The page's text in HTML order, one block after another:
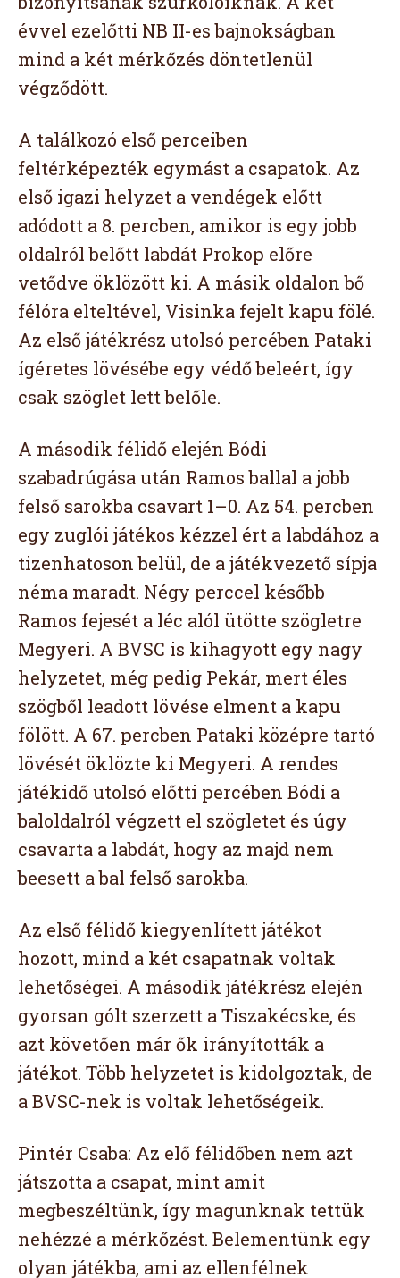
évvel ezelőtti NB II-es bajnokságban
mind a két mérkőzés döntetlenül
végződött.
A találkozó első perceiben
feltérképezték egymást a csapatok. Az
első igazi helyzet a vendégek előtt
adódott a 8. percben, amikor is egy jobb
oldalról belőtt labdát Prokop előre
vetődve öklözött ki. A másik oldalon bő
félóra elteltével, Visinka fejelt kapu fölé.
Az első játékrész utolsó percében Pataki
ígéretes lövésébe egy védő beleért, így
csak szöglet lett belőle.
A második félidő elején Bódi
szabadrúgása után Ramos ballal a jobb
felső sarokba csavart 1–0. Az 54. percben
egy zuglói játékos kézzel ért a labdához a
tizenhatoson belül, de a játékvezető sípja
néma maradt. Négy perccel később
Ramos fejesét a léc alól ütötte szögletre
Megyeri. A BVSC is kihagyott egy nagy
helyzetet, még pedig Pekár, mert éles
szögből leadott lövése elment a kapu
fölött. A 67. percben Pataki középre tartó
lövését öklözte ki Megyeri. A rendes
játékidő utolsó előtti percében Bódi a
baloldalról végzett el szögletet és úgy
csavarta a labdát, hogy az majd nem
beesett a bal felső sarokba.
Az első félidő kiegyenlített játékot
hozott, mind a két csapatnak voltak
lehetőségei. A második játékrész elején
gyorsan gólt szerzett a Tiszakécske, és
azt követően már ők irányították a
játékot. Több helyzetet is kidolgoztak, de
a BVSC-nek is voltak lehetőségeik.
Pintér Csaba: Az elő félidőben nem azt
játszotta a csapat, mint amit
megbeszéltünk, így magunknak tettük
nehézzé a mérkőzést. Belementünk egy
olyan játékba, ami az ellenfélnek